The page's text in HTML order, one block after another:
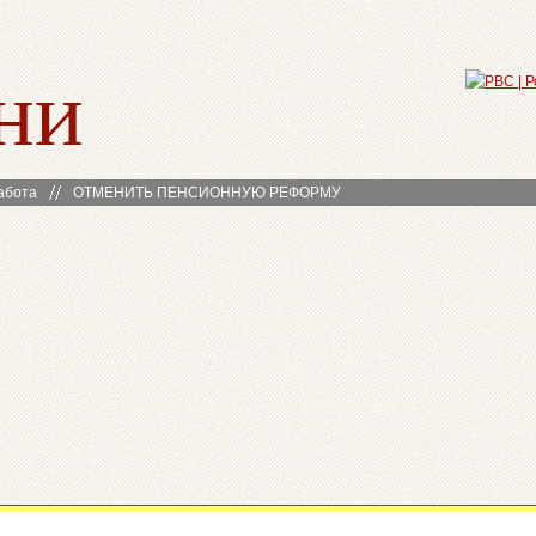
ОТМЕНИТЬ ПЕНСИОННУЮ РЕФОРМУ